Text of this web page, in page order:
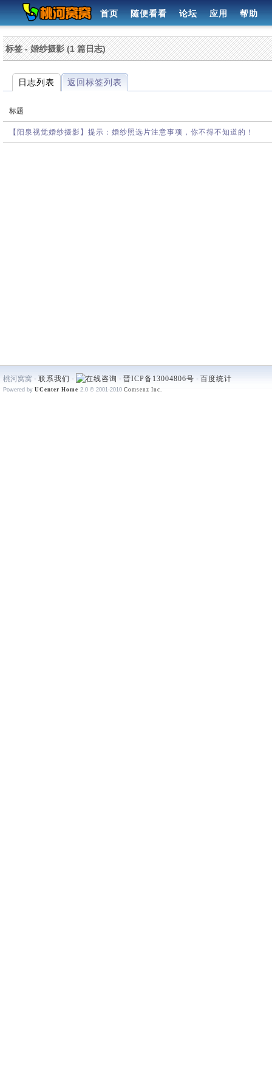
首页 随便看看 论坛 应用 帮助
标签 - 婚纱摄影 (1 篇日志)
日志列表 返回标签列表
标题
【阳泉视觉婚纱摄影】提示：婚纱照选片注意事项，你不得不知道的！
桃河窝窝 - 联系我们 - - 晋ICP备13004806号 - 百度统计
Powered by UCenter Home 2.0 © 2001-2010 Comsenz Inc.